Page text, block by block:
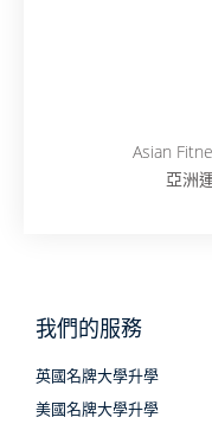
Asian
亞洲
我們的服務
英國名牌大學升學
美國名牌大學升學